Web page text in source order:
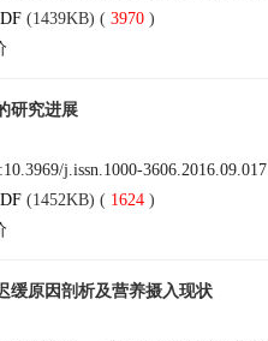
(1439KB) ( 3970)
研究进展
10.3969/j.issn.1000-3606.2016.09.017
(1452KB) ( 1624)
缓原因剖析及营养摄入现状